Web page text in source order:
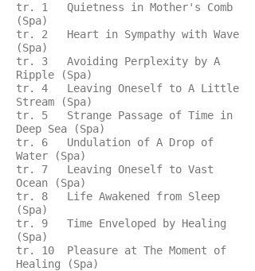
tr. 1 Quietness in Mother's Comb
(Spa)
tr. 2 Heart in Sympathy with Wave
(Spa)
tr. 3 Avoiding Perplexity by A
Ripple (Spa)
tr. 4 Leaving Oneself to A Little
Stream (Spa)
tr. 5 Strange Passage of Time in
Deep Sea (Spa)
tr. 6 Undulation of A Drop of
Water (Spa)
tr. 7 Leaving Oneself to Vast
Ocean (Spa)
tr. 8 Life Awakened from Sleep
(Spa)
tr. 9 Time Enveloped by Healing
(Spa)
tr. 10 Pleasure at The Moment of
Healing (Spa)